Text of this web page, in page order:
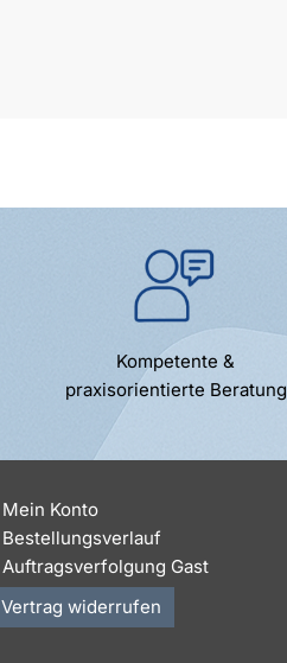
Kompetente &
praxisorientierte Beratung
Mein Konto
Bestellungsverlauf
Auftragsverfolgung Gast
Vertrag widerrufen